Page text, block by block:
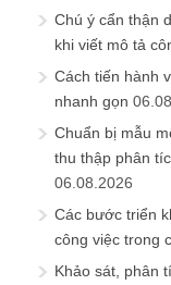
Chú ý cẩn thận
khi viết mô tả
Cách tiến hành
nhanh gọn
Chuẩn bị mẫu
thu thập phân
06.08.2026
Các bước triển
công việc trong
Khảo sát, phân